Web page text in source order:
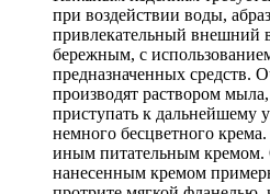
при воздействии воды,
привлекательный внешний
бережным, с
предназначенных средств.
производят раствором
приступать к дальнейшему
немного бесцветного
иным питательным кремом.
нанесенным кремом